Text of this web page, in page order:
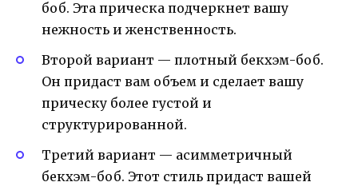
боб. Эта прическа подчеркнет вашу
нежность и женственность.
Второй вариант — плотный бекхэм-боб.
Он придаст вам объем и сделает вашу
прическу более густой и
структурированной.
Третий вариант — асимметричный
бекхэм-боб. Этот стиль придаст вашей